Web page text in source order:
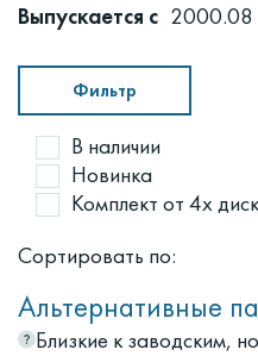
Выпускается с 2000.08
В наличии
Новинка
Комплект от 4х
Сортировать по:
Фильтр
Альтернативные
Близкие к заводским,